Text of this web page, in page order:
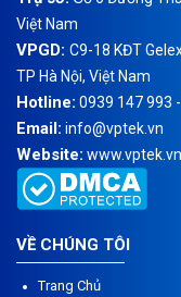
Việt Nam
VPGD: C9-18 KĐT
TP Hà Nội, Việt Nam
Hotline: 0939 147 993
Email: info@vptek.vn
Website: www.vptek.vn
VỀ CHÚNG TÔI
Trang Chủ